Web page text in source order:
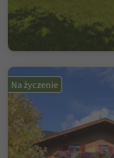
Na życzenie